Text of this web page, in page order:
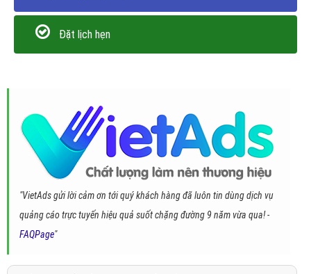
Đặt lịch hẹn
"VietAds gửi lời cảm ơn tới quý khách hàng đã luôn tin dùng dịch vụ
quảng cáo trực tuyến hiệu quả suốt chặng đường 9 năm vừa qua! -
FAQPage"